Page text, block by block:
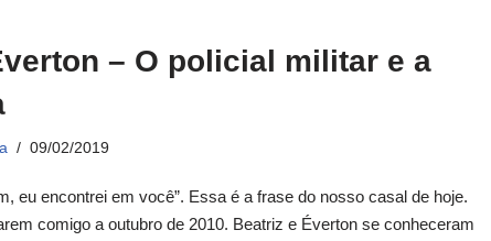
– O policial militar e a
09/02/2019
eu encontrei em você”. Essa é a frase do nosso casal de hoje.
comigo a outubro de 2010. Beatriz e Éverton se conheceram